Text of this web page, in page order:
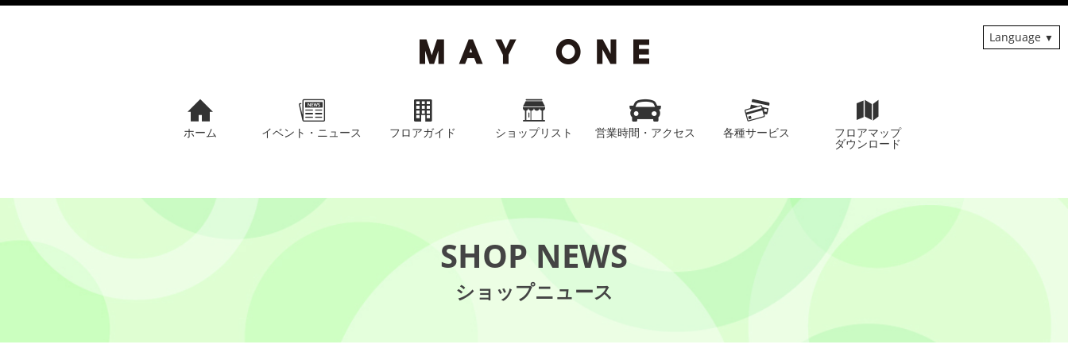
ホーム イベント・ニュース フロアガイド ショップリスト 営業時間・アクセス 各種サービス フロアマップ
ダウンロード
Language
SHOP NEWS